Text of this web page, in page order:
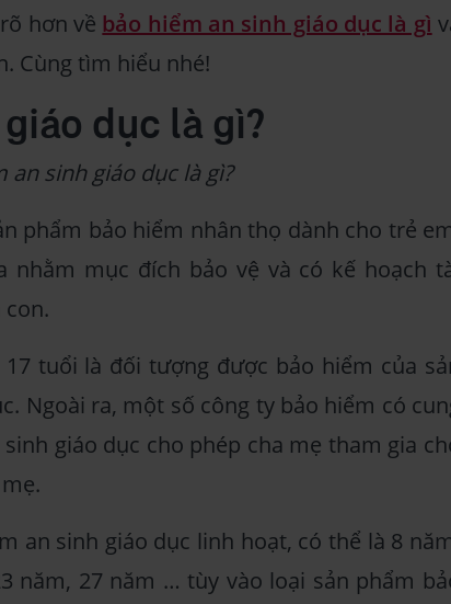
hơn về bảo hiểm an sinh giáo dục là gì
Cùng tìm hiểu nhé!
dục là gì?
an sinh giáo dục là gì?
phẩm bảo hiểm nhân thọ dành cho trẻ
nhằm mục đích bảo vệ và có kế hoạch
tuổi là đối tượng được bảo hiểm của
Ngoài ra, một số công ty bảo hiểm có
giáo dục cho phép cha mẹ tham gia
an sinh giáo dục linh hoạt, có thể là 8
năm, 27 năm … tùy vào loại sản phẩm